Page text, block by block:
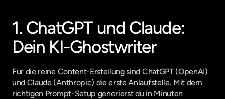
1. ChatGPT und Claude:
Dein KI-Ghostwriter
Für die reine Content-Erstellung sind ChatGPT (OpenAI)
und Claude (Anthropic) die erste Anlaufstelle. Mit dem
richtigen Prompt-Setup generierst du in Minuten